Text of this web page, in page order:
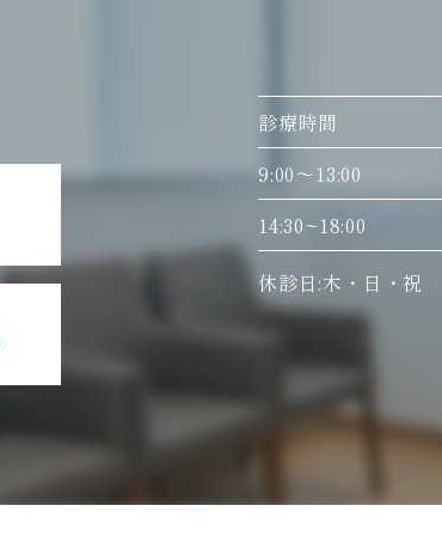
診療時間
9:00〜13:00
14:30~18:00
休診日:木・日・祝